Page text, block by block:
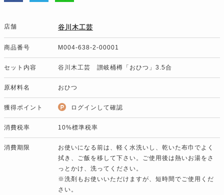
店舗 谷川木工芸
商品番号 M004-638-2-00001
セット内容 谷川木工芸 讃岐桶樽「おひつ」3.5合
原材料名 おひつ
獲得ポイント ログインして確認
消費税率 10%標準税率
消費期限
お使いになる前は、軽く水洗いし、乾いた布巾でよく
拭き、ご飯を移して下さい。ご使用後は熱いお湯をさ
っとかけ、洗ってください。
※洗剤もお使いいただけますが、短時間でご使用くだ
さい。